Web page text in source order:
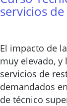
servicios
El impacto de
muy elevado,
servicios de
demandados
de técnico